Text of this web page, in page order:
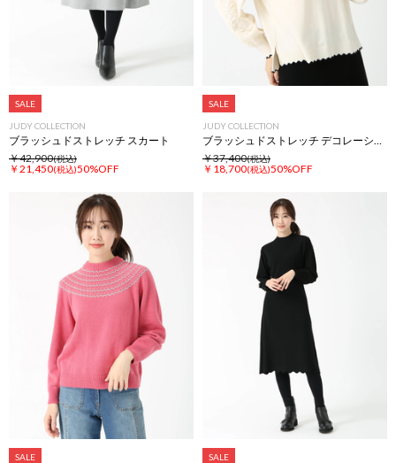
SALE
JUDY COLLECTION
ブラッシュドストレッチ スカート
￥42,900(税込)
￥21,450(税込)50%OFF
SALE
JUDY COLLECTION
ブラッシュドストレッチ デコレーション ニット セーター
￥37,400(税込)
￥18,700(税込)50%OFF
SALE SALE